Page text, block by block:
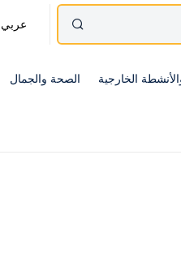
عربي
الخارجية الصحة والجمال